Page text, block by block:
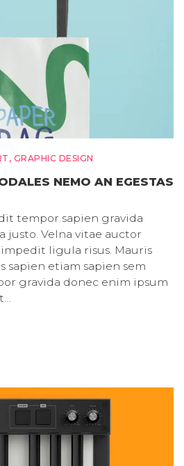
, GRAPHIC DESIGN
NEMO AN EGESTAS
tempor sapien gravida
justo. Velna vitae auctor
ligula risus. Mauris
sapien etiam sapien sem
gravida donec enim ipsum